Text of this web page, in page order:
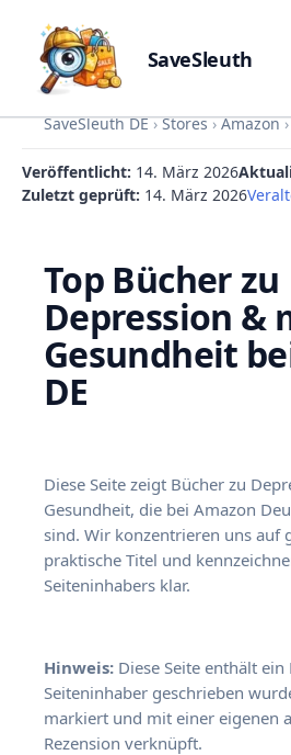
SaveSleuth
SaveSleuth DE › Stores › Amazon ›
Veröffentlicht: 14. März 2026
Zuletzt geprüft: 14. März 2026
Top Bücher zu
Depression &
Gesundheit
DE
Diese Seite zeigt Bücher zu
Gesundheit, die bei Amazon
sind. Wir konzentrieren uns auf
praktische Titel und
Seiteninhabers klar.
Hinweis: Diese Seite enthält
Seiteninhaber geschrieben
markiert und mit einer eigenen
Rezension verknüpft.